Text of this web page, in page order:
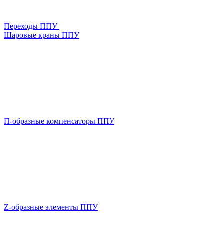
Переходы ППУ
Шаровые краны ППУ
П-образные компенсаторы ППУ
Z-образные элементы ППУ